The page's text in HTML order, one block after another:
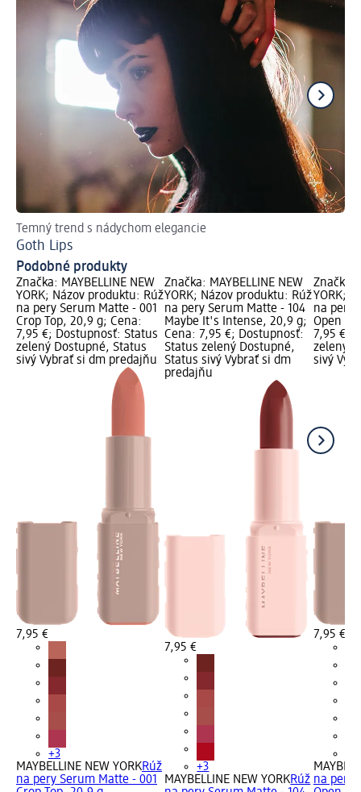
Temný trend s nádychom elegancie
Goth Lips
Podobné produkty
Značka: MAYBELLINE NEW
YORK; Názov produktu: Rúž
na pery Serum Matte - 001
Crop Top, 20,9 g; Cena:
7,95 €; Dostupnosť: Status
zelený Dostupné, Status
sivý Vybrať si dm predajňu
7,95 €
+3
MAYBELLINE NEW YORKRúž
na pery Serum Matte - 001
Značka: MAYBELLINE NEW
YORK; Názov produktu: Rúž
na pery Serum Matte - 104
Maybe It's Intense, 20,9 g;
Cena: 7,95 €; Dostupnosť:
Status zelený Dostupné,
Status sivý Vybrať si dm
predajňu
7,95 €
+3
MAYBELLINE NEW YORKRúž
Značka:
YORK;
na pery
Open
7,95 €;
zelený
sivý
7,95 €
na pery